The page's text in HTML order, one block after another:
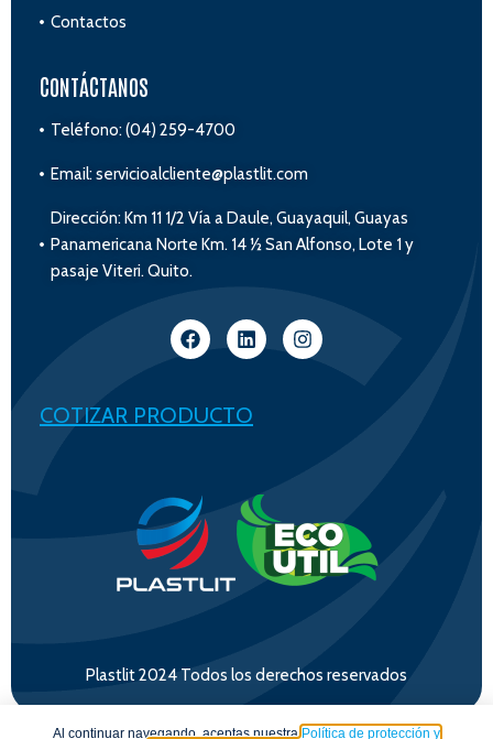
Contactos
CONTÁCTANOS
Teléfono: (04) 259-4700
Email: servicioalcliente@plastlit.com
Dirección: Km 11 1/2 Vía a Daule, Guayaquil, Guayas
Panamericana Norte Km. 14 ½ San Alfonso, Lote 1 y
pasaje Viteri. Quito.
COTIZAR PRODUCTO
Plastlit 2024 Todos los derechos reservados
Al continuar navegando, aceptas nuestraPolítica de protección y